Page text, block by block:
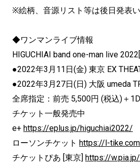
※絵柄、音源リスト等は後日発表い
◆ワンマンライブ情報
HIGUCHIAI band one-man live
●2022年3月11日(金) 東京 EX
●2022年3月27日(日) 大阪 umeda
全席指定：前売 5,500円 (税込)＋
チケット一般発売中
e+ https://eplus.jp/higuchiai2022/
ローソンチケット https://l-
チケットぴあ [東京] https://